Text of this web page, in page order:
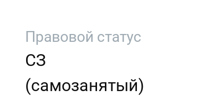
Правовой статус
СЗ
(самозанятый)